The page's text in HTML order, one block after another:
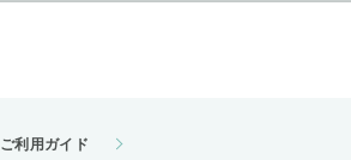
ご利用ガイド